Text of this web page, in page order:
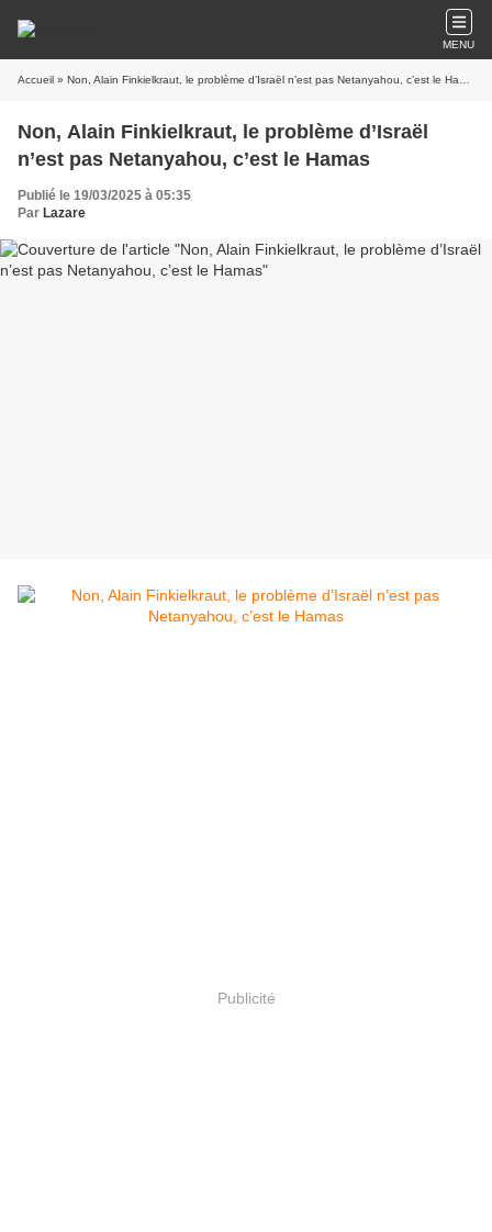
MENU
Accueil » Non, Alain Finkielkraut, le problème d’Israël n’est pas Netanyahou, c’est le Hamas
Non, Alain Finkielkraut, le problème d’Israël
n’est pas Netanyahou, c’est le Hamas
Publié le 19/03/2025 à 05:35
Par Lazare
Publicité